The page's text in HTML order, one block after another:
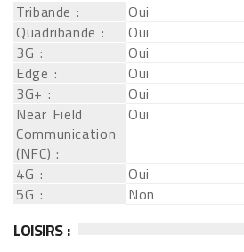
Tribande :
Oui
Quadribande :
Oui
3G :
Oui
Edge :
Oui
3G+ :
Oui
Near Field
Communication
(NFC) :
Oui
4G :
Oui
5G :
Non
LOISIRS :